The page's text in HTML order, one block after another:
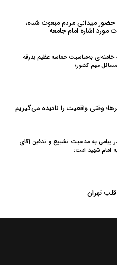
میدانی مردم مبعوث شده،
اشاره امام جامعه
خامنه‌ای به‌مناسبت حماسه عظیم بدرقه
مهم کشور؛
وقتی واقعیت را نادیده می‌گیریم
پیامی به‌ مناسبت تشییع و تدفین آقای
امام شهید امت:
قلب تهران